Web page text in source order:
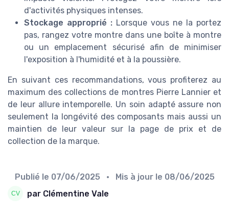
d'activités physiques intenses.
Stockage approprié : Lorsque vous ne la portez
pas, rangez votre montre dans une boîte à montre
ou un emplacement sécurisé afin de minimiser
l'exposition à l'humidité et à la poussière.
En suivant ces recommandations, vous profiterez au
maximum des collections de montres Pierre Lannier et
de leur allure intemporelle. Un soin adapté assure non
seulement la longévité des composants mais aussi un
maintien de leur valeur sur la page de prix et de
collection de la marque.
Publié le 07/06/2025 • Mis à jour le 08/06/2025
par Clémentine Vale